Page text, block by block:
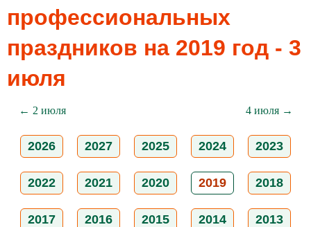
профессиональных
праздников на 2019 год - 3
июля
← 2 июля 4 июля →
2026 2027 2025 2024 2023
2022 2021 2020 2019 2018
2017 2016 2015 2014 2013